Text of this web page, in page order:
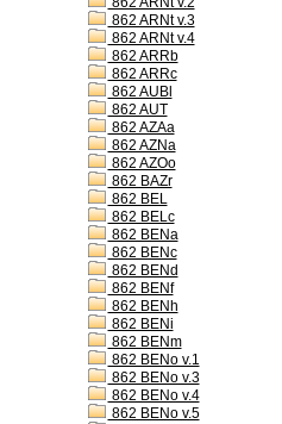
862 ARNt v.3
862 ARNt v.4
862 ARRb
862 ARRc
862 AUBl
862 AUT
862 AZAa
862 AZNa
862 AZOo
862 BAZr
862 BEL
862 BELc
862 BENa
862 BENc
862 BENd
862 BENf
862 BENh
862 BENi
862 BENm
862 BENo v.1
862 BENo v.3
862 BENo v.4
862 BENo v.5